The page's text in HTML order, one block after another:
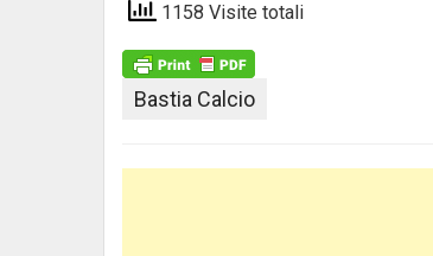
1158 Visite totali
Bastia Calcio